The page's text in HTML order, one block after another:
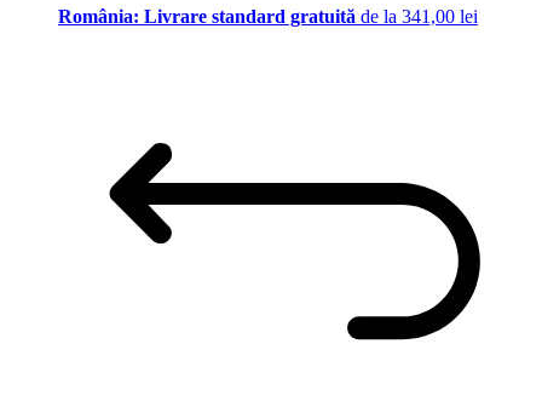
România: Livrare standard gratuită de la 341,00 lei